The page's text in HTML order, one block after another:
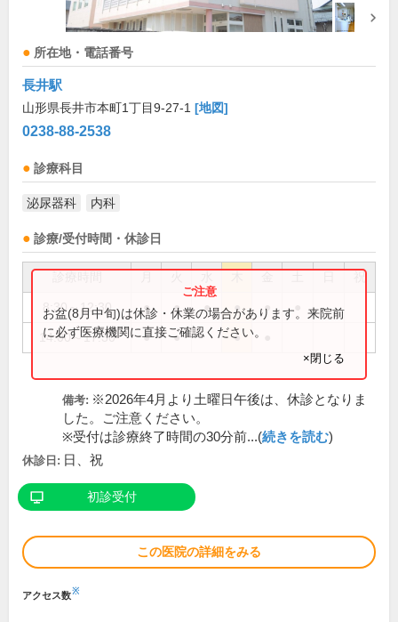
所在地・電話番号
長井駅
山形県長井市本町1丁目9-27-1 [地図]
0238-88-2538
診療科目
泌尿器科 内科
診療/受付時間・休診日
祝
8:30～12:30 ● ● ● ● ●
14:00～17:30 ● ● ●
お盆(8月中旬)は休診・休業の場合があります。来院前
に必ず医療機関に直接ご確認ください。
×閉じる
備考: ※2026年4月より土曜日午後は、休診となりま
した。ご注意ください。
※受付は診療終了時間の30分前...(続きを読む)
休診日: 日、祝
初診受付
この医院の詳細をみる
アクセス数※